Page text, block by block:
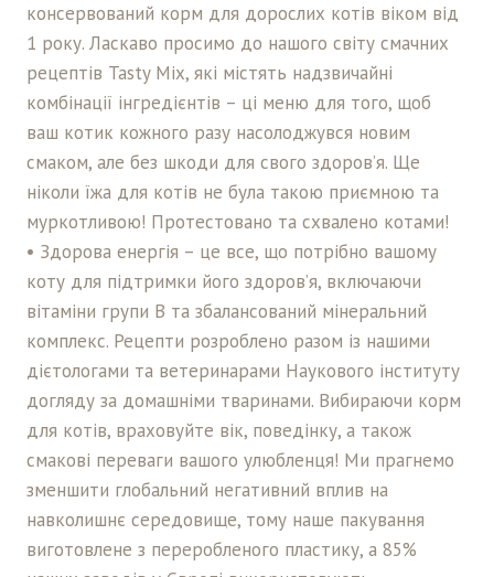
консервований корм для дорослих котів віком від
1 року. Ласкаво просимо до нашого світу смачних
рецептів Tasty Mix, які містять надзвичайні
комбінації інгредієнтів – ці меню для того, щоб
ваш котик кожного разу насолоджувся новим
смаком, але без шкоди для свого здоров’я. Ще
ніколи їжа для котів не була такою приємною та
муркотливою! Протестовано та схвалено котами!
• Здорова енергія – це все, що потрібно вашому
коту для підтримки його здоров’я, включаючи
вітаміни групи В та збалансований мінеральний
комплекс. Рецепти розроблено разом із нашими
дієтологами та ветеринарами Наукового інституту
догляду за домашніми тваринами. Вибираючи корм
для котів, враховуйте вік, поведінку, а також
смакові переваги вашого улюбленця! Ми прагнемо
зменшити глобальний негативний вплив на
навколишнє середовище, тому наше пакування
виготовлене з переробленого пластику, а 85%